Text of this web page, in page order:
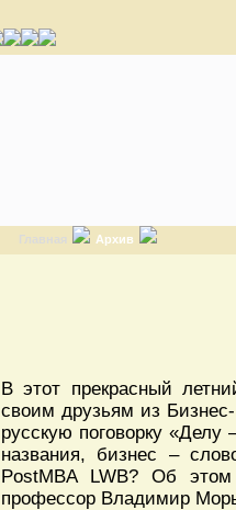
Главная Архив
В этот прекрасный
своим друзьям из
русскую поговорку
названия, бизнес –
PostMBA LWB? Об этом
профессор Владимир